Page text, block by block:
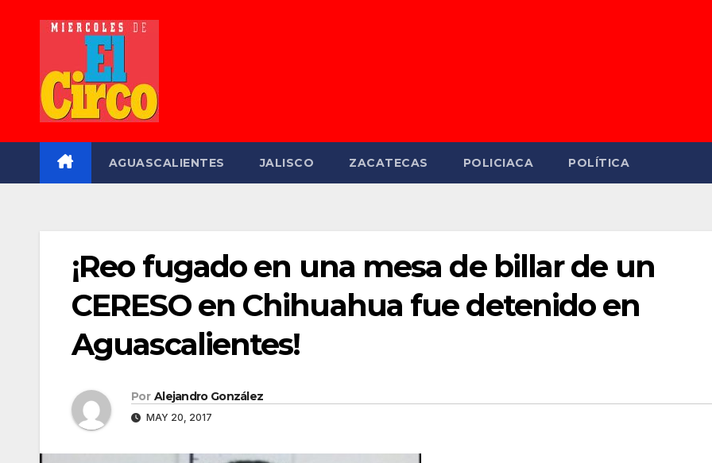
AGUASCALIENTES JALISCO ZACATECAS POLICIACA POLÍTICA
¡Reo fugado en una mesa de billar de un
CERESO en Chihuahua fue detenido en
Aguascalientes!
Por Alejandro González
MAY 20, 2017